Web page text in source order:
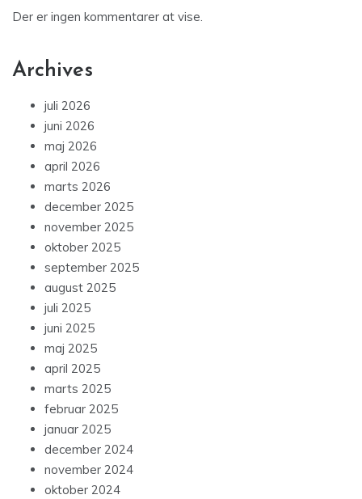
Der er ingen kommentarer at vise.
Archives
juli 2026
juni 2026
maj 2026
april 2026
marts 2026
december 2025
november 2025
oktober 2025
september 2025
august 2025
juli 2025
juni 2025
maj 2025
april 2025
marts 2025
februar 2025
januar 2025
december 2024
november 2024
oktober 2024